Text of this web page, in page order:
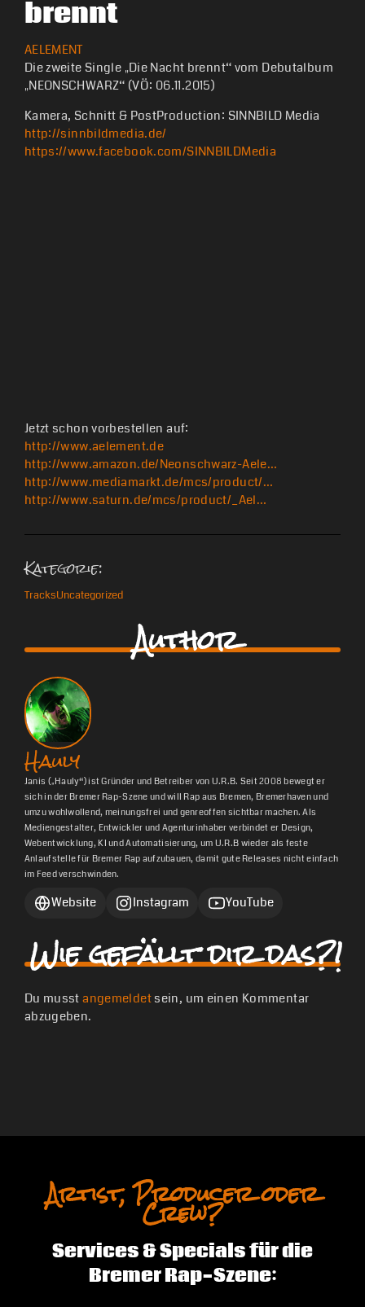
brennt
AELEMENT
Die zweite Single „Die Nacht brennt“ vom Debutalbum
„NEONSCHWARZ“ (VÖ: 06.11.2015)
Kamera, Schnitt & PostProduction: SINNBILD Media
http://sinnbildmedia.de/
https://www.facebook.com/SINNBILDMedia
Jetzt schon vorbestellen auf:
http://www.aelement.de
http://www.amazon.de/Neonschwarz-Aele…
http://www.mediamarkt.de/mcs/product/…
http://www.saturn.de/mcs/product/_Ael…
Kategorie:
TracksUncategorized
Author
Hauly
Janis („Hauly“) ist Gründer und Betreiber von U.R.B. Seit 2008 bewegt er
sich in der Bremer Rap-Szene und will Rap aus Bremen, Bremerhaven und
umzu wohlwollend, meinungsfrei und genreoffen sichtbar machen. Als
Mediengestalter, Entwickler und Agenturinhaber verbindet er Design,
Webentwicklung, KI und Automatisierung, um U.R.B wieder als feste
Anlaufstelle für Bremer Rap aufzubauen, damit gute Releases nicht einfach
im Feed verschwinden.
Website Instagram YouTube
Wie gefällt dir das?!
Du musstangemeldetsein, um einen Kommentar
abzugeben.
Artist, Producer oder
Crew?
Services & Specials für die
Bremer Rap-Szene: